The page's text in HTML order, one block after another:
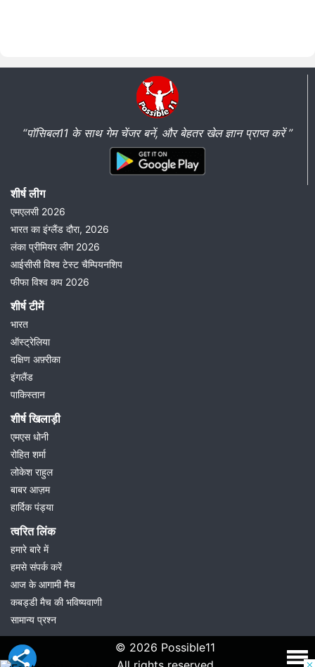
“पॉसिबल11 के साथ गेम चेंजर बनें, और बेहतर खेल ज्ञान प्राप्त करें ”
शीर्ष लीग
एमएलसी 2026
भारत का इंग्लैंड दौरा, 2026
लंका प्रीमियर लीग 2026
आईसीसी विश्व टेस्ट चैम्पियनशिप
फीफा विश्व कप 2026
शीर्ष टीमें
भारत
ऑस्ट्रेलिया
दक्षिण अफ़्रीका
इंगलैंड
पाकिस्तान
शीर्ष खिलाड़ी
एमएस धोनी
रोहित शर्मा
लोकेश राहुल
बाबर आज़म
हार्दिक पंड्या
त्वरित लिंक
हमारे बारे में
हमसे संपर्क करें
आज के आगामी मैच
कबड्डी मैच की भविष्यवाणी
सामान्य प्रश्न
© 2026 Possible11